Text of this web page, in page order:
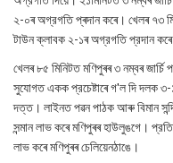
২-০ৰ অগ্রগতি প্ৰদান কৰে। খেলৰ ৭৩
টাউন ক্লাবক ২-১ৰ অগ্রগতি প্রদান
খেলৰ ৮৫ মিনিটত মণিপুৰৰ ৩ নম্বৰ
সুযোগত একক প্রচেষ্টাৰে গ'ল দি দলক
দত্ত। লাইনত পৱন পাঠক আৰু বিমান
সন্মান লাভ কৰে মণিপুৰৰ হাউলুঙগে।
লাভ কৰে মণিপুৰৰ চেলিয়েনঠাঙে।